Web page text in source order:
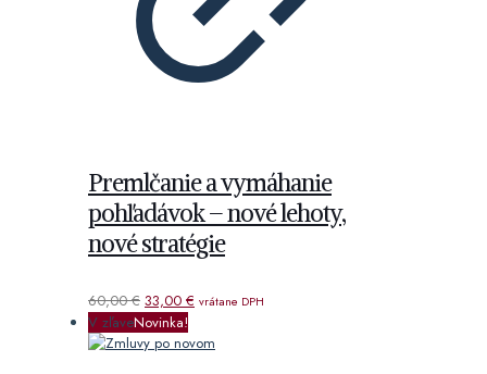
Premlčanie a vymáhanie
pohľadávok – nové lehoty,
nové stratégie
60,00€ Pôvodná
cena
bola:
33,00 € Aktuálna
je:
vrátane DPH
V zľaveNovinka!